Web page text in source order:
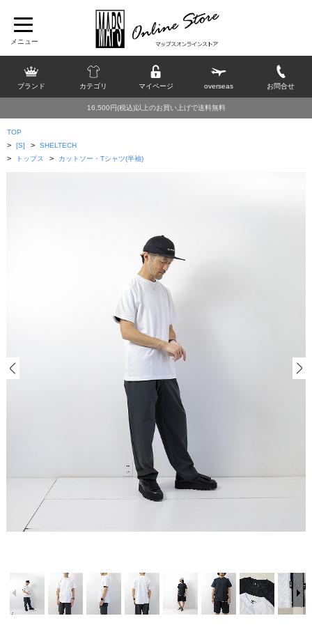
ブランド カテゴリ マイページ overseas お問合せ
16,500円(税込)以上のお買い上げで送料無料
TOP
> [S] > SHELTECH
> トップス > カットソー・Tシャツ(半袖)